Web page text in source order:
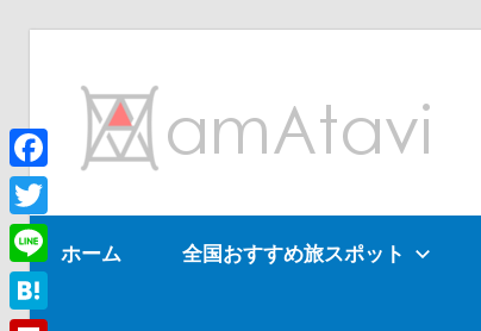
ン
ツ
へ
ス
キ
ッ
を
見
ホーム 全国おすすめ旅スポット
Facebook
Twitter
Line